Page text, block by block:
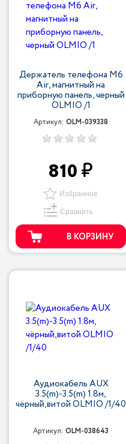
Держатель телефона M6
Air, магнитный на
приборную панель, черный
OLMIO /1
Артикул: OLM-039338
810
Избранное
Сравнить
В КОРЗИНУ
Аудиокабель AUX
3.5(m)-3.5(m) 1.8м,
чёрный,витой OLMIO /1/40
Артикул: OLM-038643